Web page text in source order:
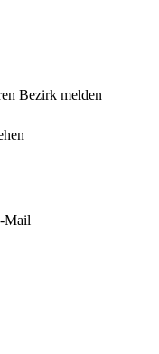
Bezirk melden
Mail